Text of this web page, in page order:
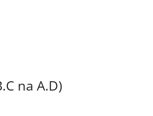
na A.D)